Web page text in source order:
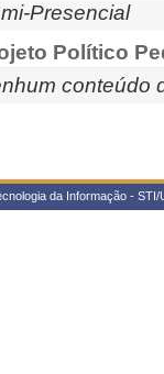
Presencial
Político
conteúdo
da Informação -